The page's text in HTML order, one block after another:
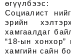
өгүүлбээс:
Социалист
эрийн
хамгаалдаг
“18-ын хонхор”
хамгийн сайн